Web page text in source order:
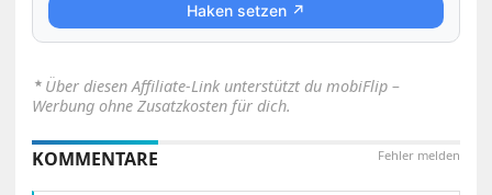
Haken setzen ↗
⋆ Über diesen Affiliate-Link unterstützt du mobiFlip –
Werbung ohne Zusatzkosten für dich.
Fehler melden
KOMMENTARE